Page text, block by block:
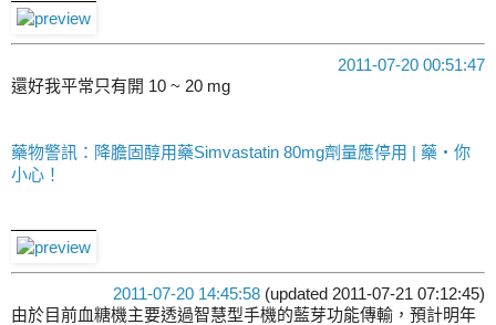
2011-07-20 00:51:47
還好我平常只有開 10 ~ 20 mg
藥物警訊：降膽固醇用藥Simvastatin 80mg劑量應停用 | 藥‧你
小心！
2011-07-20 14:45:58 (updated 2011-07-21 07:12:45)
由於目前血糖機主要透過智慧型手機的藍芽功能傳輸，預計明年